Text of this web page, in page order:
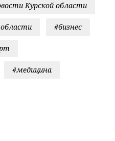
Курской области
#бизнес
#медицина